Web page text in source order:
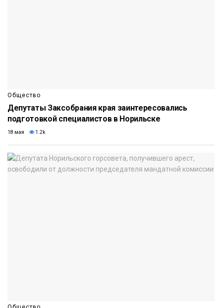
Общество
Депутаты Заксобрания края заинтересовались
подготовкой специалистов в Норильске
18 мая 1.2k